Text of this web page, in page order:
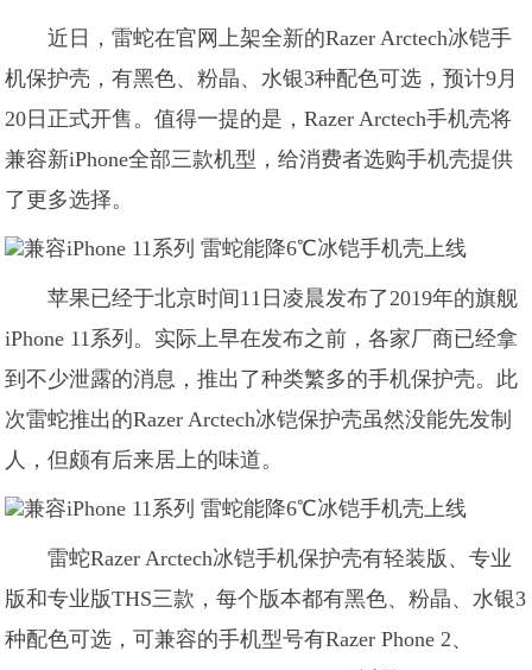
近日，雷蛇在官网上架全新的Razer Arctech冰铠手
机保护壳，有黑色、粉晶、水银3种配色可选，预计9月
20日正式开售。值得一提的是，Razer Arctech手机壳将
兼容新iPhone全部三款机型，给消费者选购手机壳提供
了更多选择。
苹果已经于北京时间11日凌晨发布了2019年的旗舰
iPhone 11系列。实际上早在发布之前，各家厂商已经拿
到不少泄露的消息，推出了种类繁多的手机保护壳。此
次雷蛇推出的Razer Arctech冰铠保护壳虽然没能先发制
人，但颇有后来居上的味道。
雷蛇Razer Arctech冰铠手机保护壳有轻装版、专业
版和专业版THS三款，每个版本都有黑色、粉晶、水银3
种配色可选，可兼容的手机型号有Razer Phone 2、